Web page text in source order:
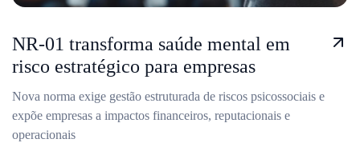
NR-01 transforma saúde mental em
risco estratégico para empresas
Nova norma exige gestão estruturada de riscos psicossociais e
expõe empresas a impactos financeiros, reputacionais e
operacionais